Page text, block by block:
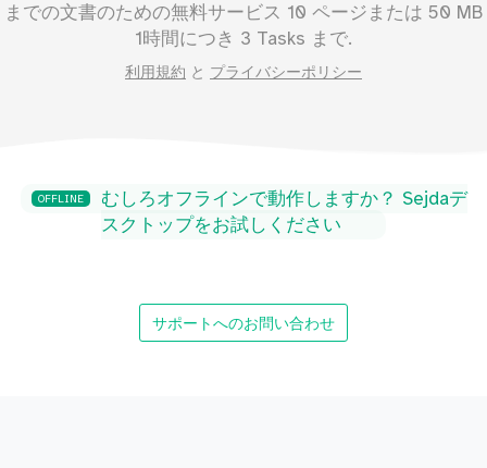
までの文書のための無料サービス 10 ページまたは 50 MB
1時間につき 3 Tasks まで.
利用規約 と プライバシーポリシー
OFFLINE
むしろオフラインで動作しますか？ Sejdaデ
スクトップをお試しください
サポートへのお問い合わせ